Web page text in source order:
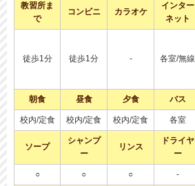
教習所ま
で
コンビニ カラオケ
インター
ネット
徒歩1分 徒歩1分 - 各室/無線
朝食 昼食 夕食 バス
校内/定食 校内/定食 校内/定食 各室
ソープ
シャンプ
ー
リンス
ドライヤ
ー
○ ○ ○ -